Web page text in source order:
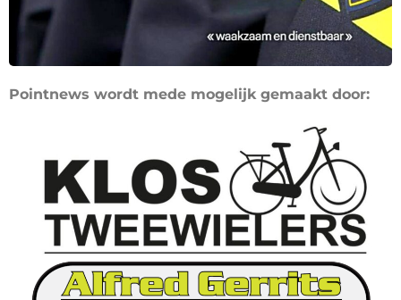
Pointnews wordt mede mogelijk gemaakt door: